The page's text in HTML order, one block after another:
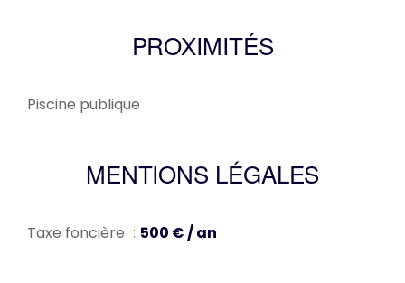
PROXIMITÉS
Piscine publique
MENTIONS LÉGALES
Taxe foncière 500 € / an